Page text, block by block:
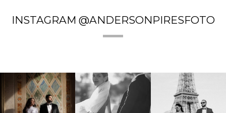
INSTAGRAM @ANDERSONPIRESFOTO